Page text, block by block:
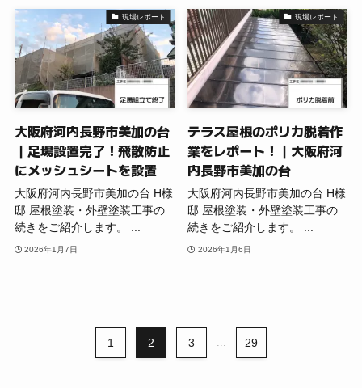
現場レポート
大阪府河内長野市美加の台
｜足場設置完了！飛散防止
にメッシュシートを設置
大阪府河内長野市美加の台 H様
邸 屋根塗装・外壁塗装工事の
続きをご紹介します。 ...
2026年1月7日
現場レポート
テラス屋根のポリカ脱着作
業をレポート！｜大阪府河
内長野市美加の台
大阪府河内長野市美加の台 H様
邸 屋根塗装・外壁塗装工事の
続きをご紹介します。 ...
2026年1月6日
1 2 3 29